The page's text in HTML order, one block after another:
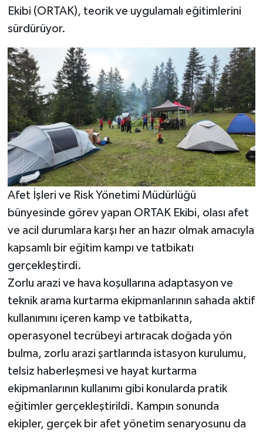
Ekibi (ORTAK), teorik ve uygulamalı eğitimlerini
sürdürüyor.
Afet İşleri ve Risk Yönetimi Müdürlüğü
bünyesinde görev yapan ORTAK Ekibi, olası afet
ve acil durumlara karşı her an hazır olmak amacıyla
kapsamlı bir eğitim kampı ve tatbikatı
gerçekleştirdi.
Zorlu arazi ve hava koşullarına adaptasyon ve
teknik arama kurtarma ekipmanlarının sahada aktif
kullanımını içeren kamp ve tatbikatta,
operasyonel tecrübeyi artıracak doğada yön
bulma, zorlu arazi şartlarında istasyon kurulumu,
telsiz haberleşmesi ve hayat kurtarma
ekipmanlarının kullanımı gibi konularda pratik
eğitimler gerçekleştirildi. Kampın sonunda
ekipler, gerçek bir afet yönetim senaryosunu da